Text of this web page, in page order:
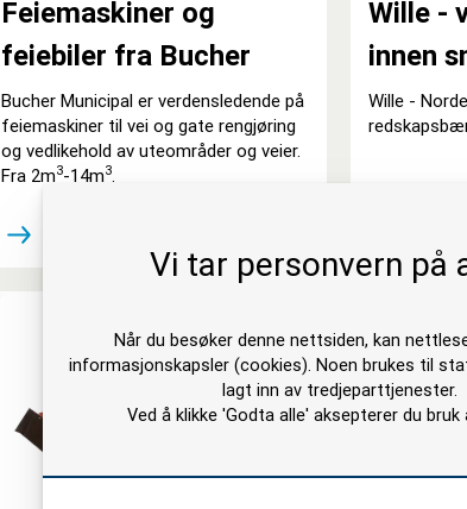
Feiemaskiner og
feiebiler fra Bucher
Bucher Municipal er verdensledende på
feiemaskiner til vei og gate rengjøring
og vedlikehold av uteområder og veier.
Fra 2m3-14m3.
Wille -
innen
Wille -
Vi tar personvern på
Når du besøker denne nettsiden, kan
informasjonskapsler (cookies). Noen brukes til
lagt inn av tredjeparttjenester.
Ved å klikke 'Godta alle' aksepterer du bruk